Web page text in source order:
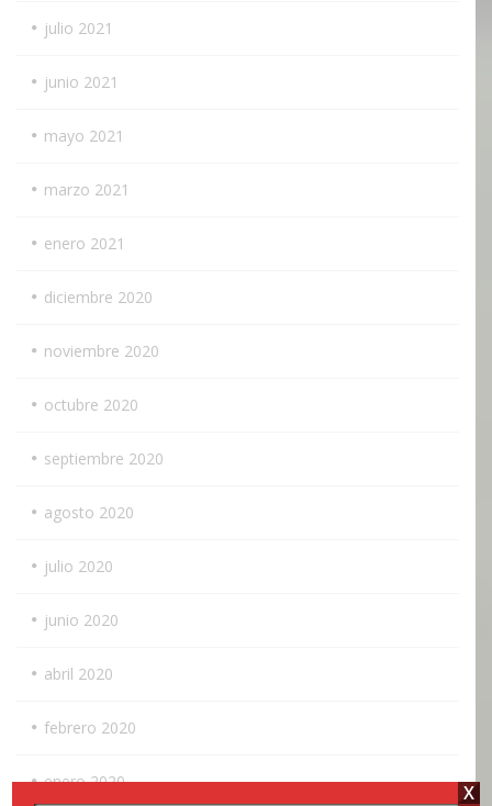
julio 2021
junio 2021
mayo 2021
marzo 2021
enero 2021
diciembre 2020
noviembre 2020
octubre 2020
septiembre 2020
agosto 2020
julio 2020
junio 2020
abril 2020
febrero 2020
enero 2020 X